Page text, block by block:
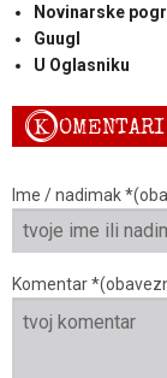
Novinarske
Guugl
U Oglasniku
KOMENTARI
Ime / nadimak
Komentar